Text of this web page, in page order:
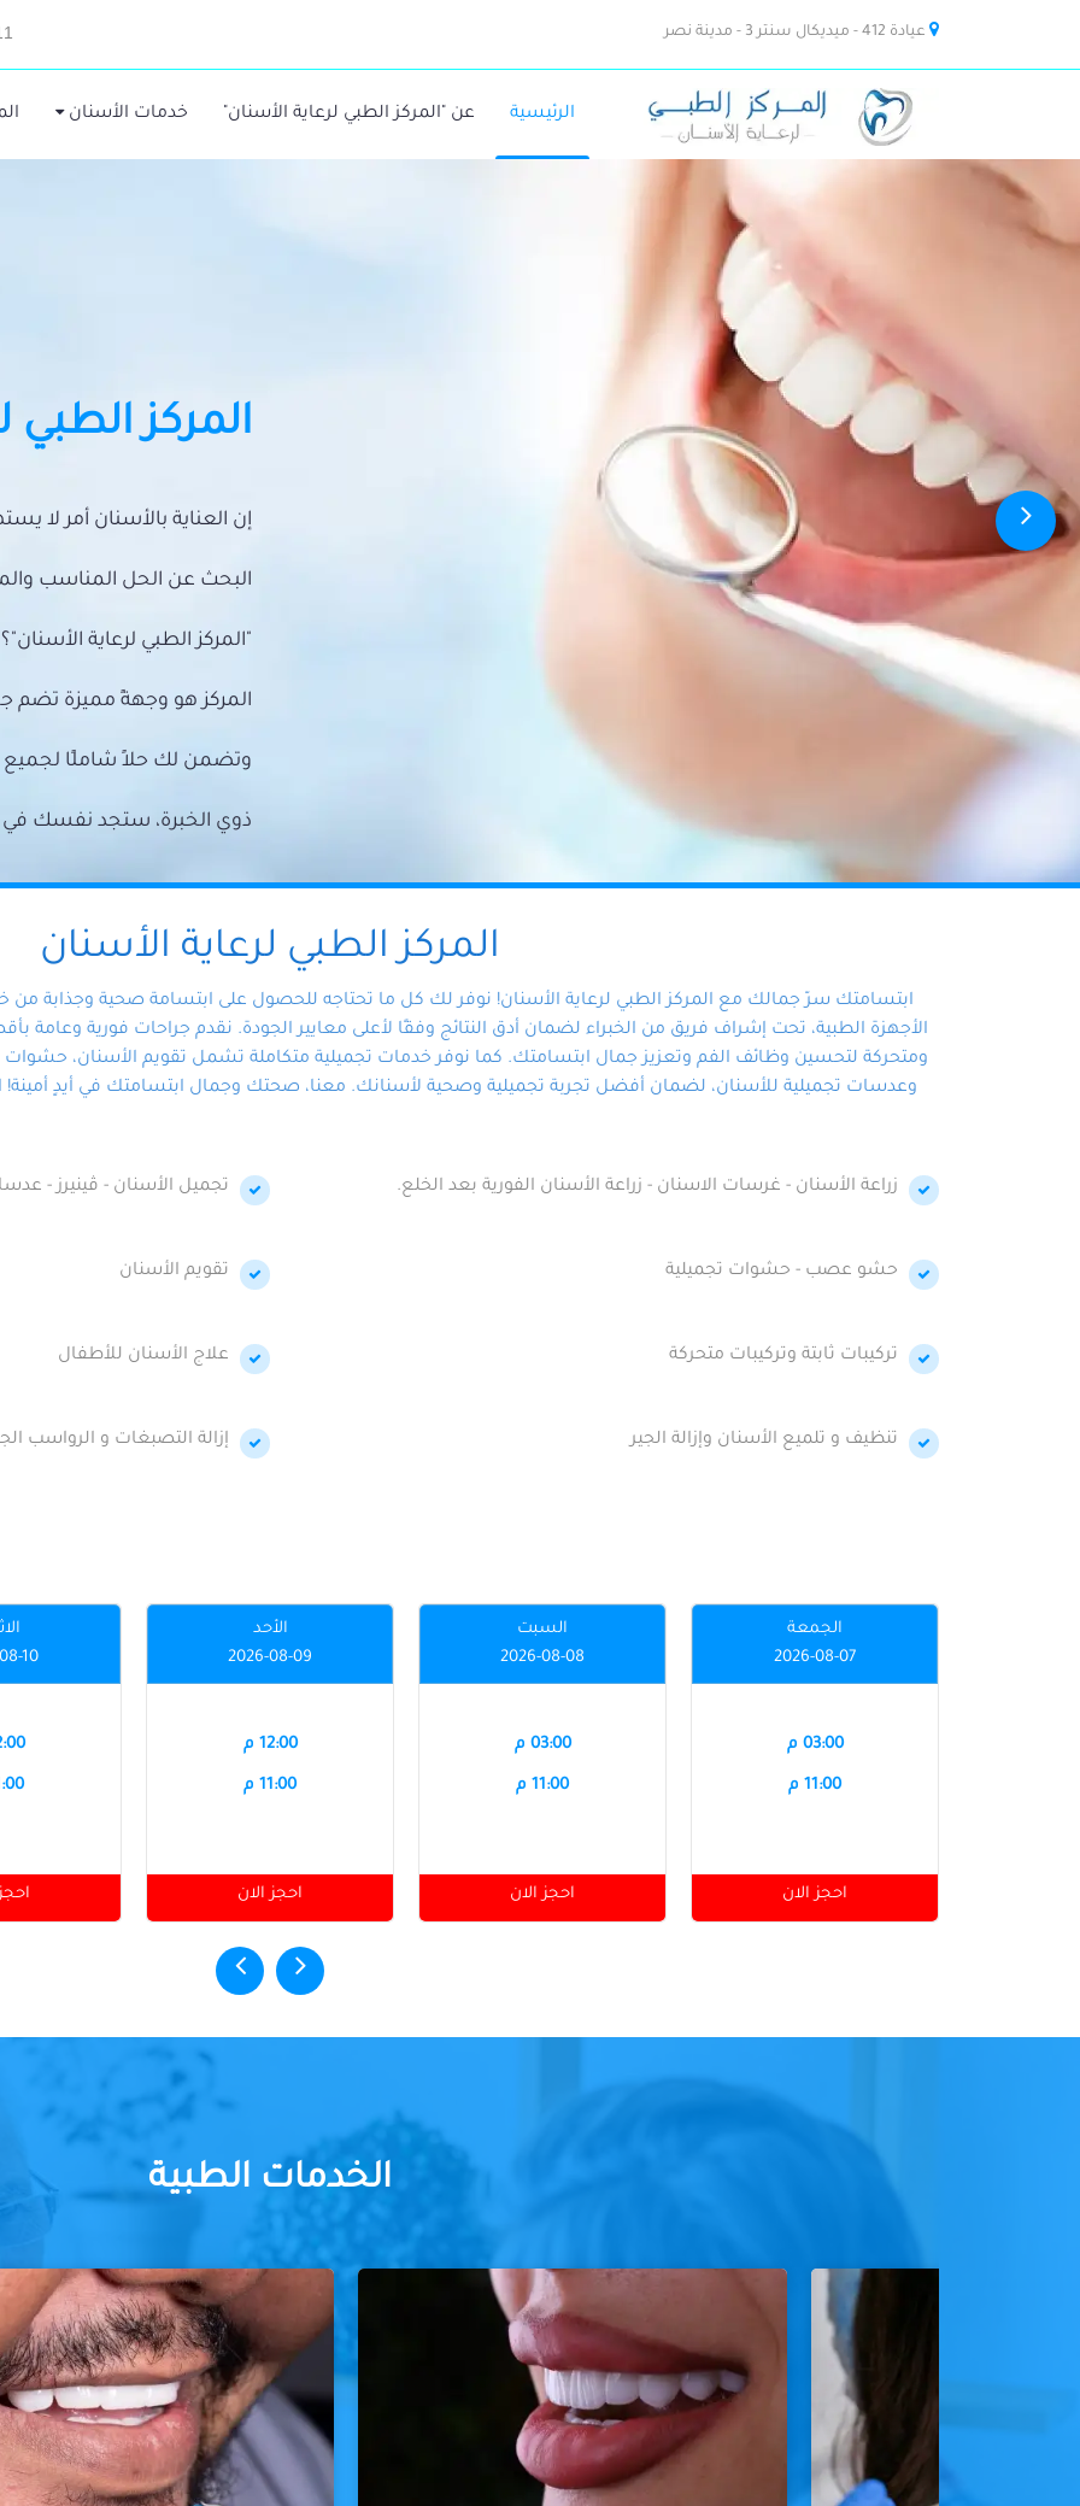
عيادة 412 - ميديكال سنتر 3 - مدينة نصر
الرئيسية عن "المركز الطبي لرعاية الأسنان" خدمات الأسنان
المركز الطبي
إن العناية بالأسنان أمر لا
البحث عن الحل المناسب
"المركز الطبي لرعاية الأسنان"؟
المركز هو وجهةً مميزة تضم
وتضمن لك حلاً شاملًا
ذوي الخبرة، ستجد نفسك في
المركز الطبي لرعاية الأسنان
ابتسامتك سرّ جمالك مع المركز الطبي لرعاية الأسنان! نوفر لك كل ما تحتاجه للحصول على ابتسامة صحية وجذابة
الأجهزة الطبية، تحت إشراف فريق من الخبراء لضمان أدق النتائج وفقًا لأعلى معايير الجودة. نقدم جراحات فورية وعامة
ومتحركة لتحسين وظائف الفم وتعزيز جمال ابتسامتك. كما نوفر خدمات تجميلية متكاملة تشمل تقويم الأسنان، حشوات
وعدسات تجميلية للأسنان، لضمان أفضل تجربة تجميلية وصحية لأسنانك. معنا، صحتك وجمال ابتسامتك في أيدٍ أمينة!
زراعة الأسنان - غرسات الاسنان - زراعة الأسنان الفورية بعد الخلع. تجميل الأسنان - ڤينيرز -
حشو عصب - حشوات تجميلية تقويم الأسنان
تركيبات ثابتة وتركيبات متحركة علاج الأسنان للأطفال
تنظيف و تلميع الأسنان وإزالة الجير إزالة التصبغات و الرواسب
الجمعة
2026-08-07
03:00 م
11:00 م
احجز الان
السبت
2026-08-08
03:00 م
11:00 م
احجز الان
الأحد
2026-08-09
12:00 م
11:00 م
احجز الان
10
الخدمات الطبية